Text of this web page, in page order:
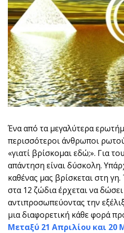
Ένα από τα μεγαλύτερα
περισσότεροι άνθρωποι
«γιατί βρίσκομαι εδώ;». Για
απάντηση είναι δύσκολη.
καθένας μας βρίσκεται στη
στα 12 ζώδια έρχεται να
αντιπροσωπεύοντας την
μια διαφορετική κάθε φορά
Μεταξύ 21 Απριλίου και 20